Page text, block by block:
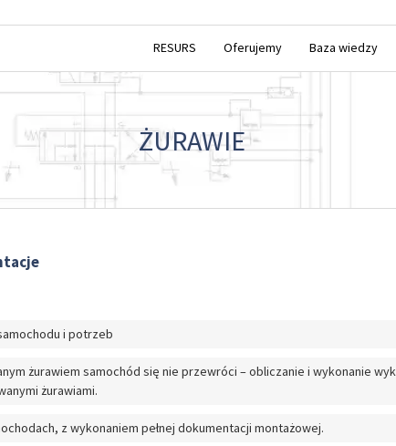
RESURS Oferujemy Baza wiedzy
ŻURAWIE
i potrzeb
żurawiem samochód się nie przewróci – obliczanie i wykonanie
żurawiami.
z wykonaniem pełnej dokumentacji montażowej.